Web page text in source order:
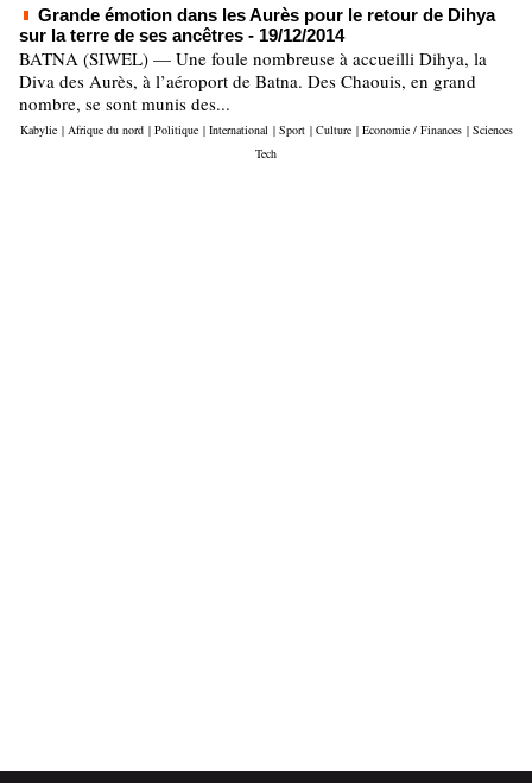
Grande émotion dans les Aurès pour le retour de Dihya
sur la terre de ses ancêtres - 19/12/2014
BATNA (SIWEL) — Une foule nombreuse à accueilli Dihya, la
Diva des Aurès, à l’aéroport de Batna. Des Chaouis, en grand
nombre, se sont munis des...
Kabylie | Afrique du nord | Politique | International | Sport | Culture | Economie / Finances | Sciences
Tech